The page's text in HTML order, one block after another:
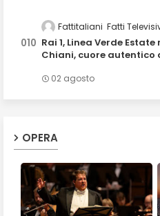
Fattitaliani Fatti
Rai 1, Linea Verde
Chiani, cuore autentico
02 agosto
OPERA